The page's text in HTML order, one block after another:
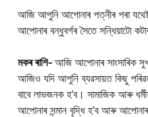
আজি আপুনি আপোনাৰ পত্নীৰ পৰা
আপোনাৰ বন্ধুবৰ্গৰ সৈতে সন্ধিয়াটো
মকৰ ৰাশি-আজি আপোনাৰ সাংসাৰিক
আজিও যদি আপুনি ব্যৱসায়ত কিছু
বাবে লাভজনক হ’ব। সামাজিক আৰু
আপোনাৰ সন্মান বৃদ্ধি হ’ব আৰু